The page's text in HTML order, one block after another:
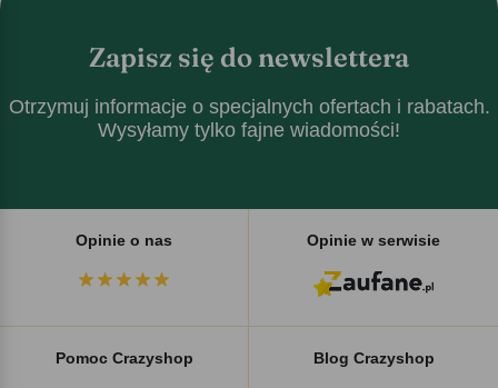
Zapisz się do newslettera
Otrzymuj informacje o specjalnych ofertach i rabatach.
Wysyłamy tylko fajne wiadomości!
Opinie o nas Opinie w serwisie
Pomoc Crazyshop Blog Crazyshop